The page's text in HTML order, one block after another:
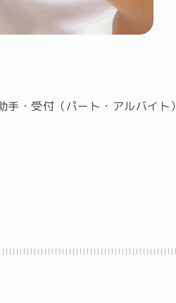
手・受付（パート・アルバイト）